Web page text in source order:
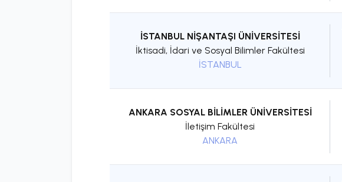
İSTANBUL NİŞANTAŞI ÜNİVERSİTESİ
İktisadi, İdari ve Sosyal Bilimler Fakültesi
İSTANBUL
ANKARA SOSYAL BİLİMLER ÜNİVERSİTESİ
İletişim Fakültesi
ANKARA